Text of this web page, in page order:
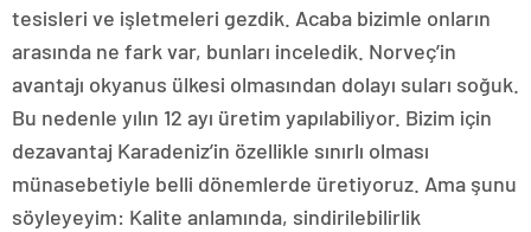
tesisleri ve işletmeleri gezdik. Acaba bizimle onların
arasında ne fark var, bunları inceledik. Norveç’in
avantajı okyanus ülkesi olmasından dolayı suları soğuk.
Bu nedenle yılın 12 ayı üretim yapılabiliyor. Bizim için
dezavantaj Karadeniz’in özellikle sınırlı olması
münasebetiyle belli dönemlerde üretiyoruz. Ama şunu
söyleyeyim: Kalite anlamında, sindirilebilirlik